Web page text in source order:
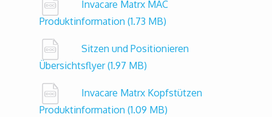
Invacare Matrx MAC
Produktinformation (1.73 MB)
Sitzen und Positionieren
Übersichtsflyer(1.97 MB)
Invacare Matrx Kopfstützen
Produktinformation (1.09 MB)